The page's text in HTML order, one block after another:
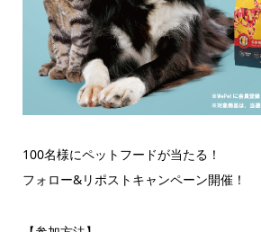
100名様にペットフードが当たる！
フォロー&リポストキャンペーン開催！